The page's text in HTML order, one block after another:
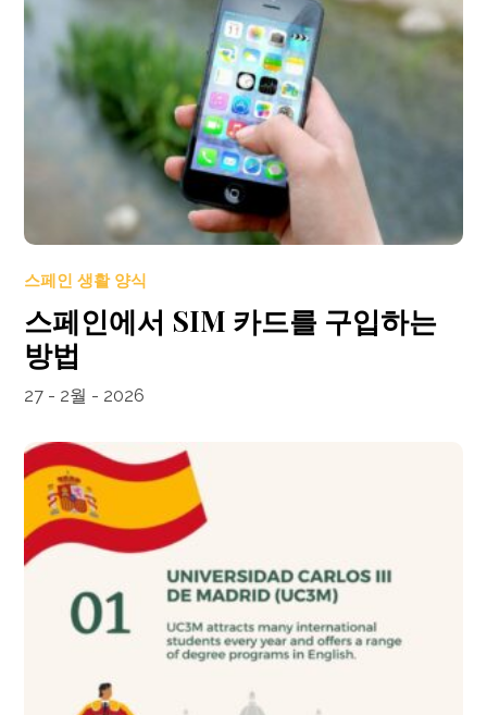
스페인 생활 양식
스페인에서 SIM 카드를 구입하는
방법
27 - 2월 - 2026